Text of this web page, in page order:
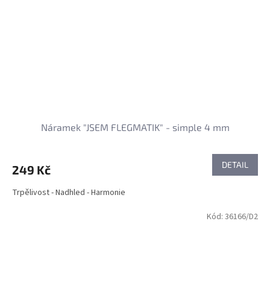
Náramek "JSEM FLEGMATIK" - simple 4 mm
249 Kč DETAIL
Trpělivost - Nadhled - Harmonie
Kód: 36166/D2